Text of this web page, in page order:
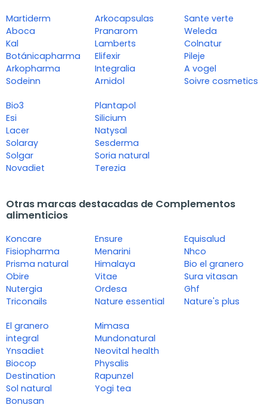
Martiderm
Aboca
Kal
Botánicapharma
Arkopharma
Sodeinn
Arkocapsulas
Pranarom
Lamberts
Elifexir
Integralia
Arnidol
Sante verte
Weleda
Colnatur
Pileje
A vogel
Soivre cosmetics
Bio3
Esi
Lacer
Solaray
Solgar
Novadiet
Plantapol
Silicium
Natysal
Sesderma
Soria natural
Terezia
Otras marcas destacadas de Complementos
alimenticios
Koncare
Fisiopharma
Prisma natural
Obire
Nutergia
Triconails
Ensure
Menarini
Himalaya
Vitae
Ordesa
Nature essential
Equisalud
Nhco
Bio el granero
Sura vitasan
Ghf
Nature's plus
El granero
integral
Ynsadiet
Biocop
Destination
Sol natural
Bonusan
Mimasa
Mundonatural
Neovital health
Physalis
Rapunzel
Yogi tea